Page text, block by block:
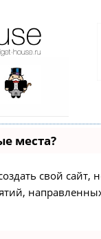
места?
свой сайт,